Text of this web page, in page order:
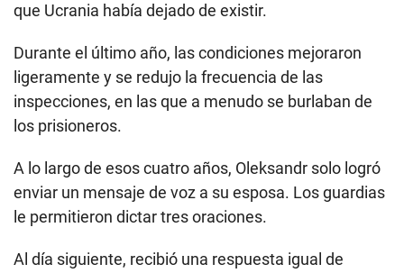
que Ucrania había dejado de existir.
Durante el último año, las condiciones mejoraron
ligeramente y se redujo la frecuencia de las
inspecciones, en las que a menudo se burlaban de
los prisioneros.
A lo largo de esos cuatro años, Oleksandr solo logró
enviar un mensaje de voz a su esposa. Los guardias
le permitieron dictar tres oraciones.
Al día siguiente, recibió una respuesta igual de